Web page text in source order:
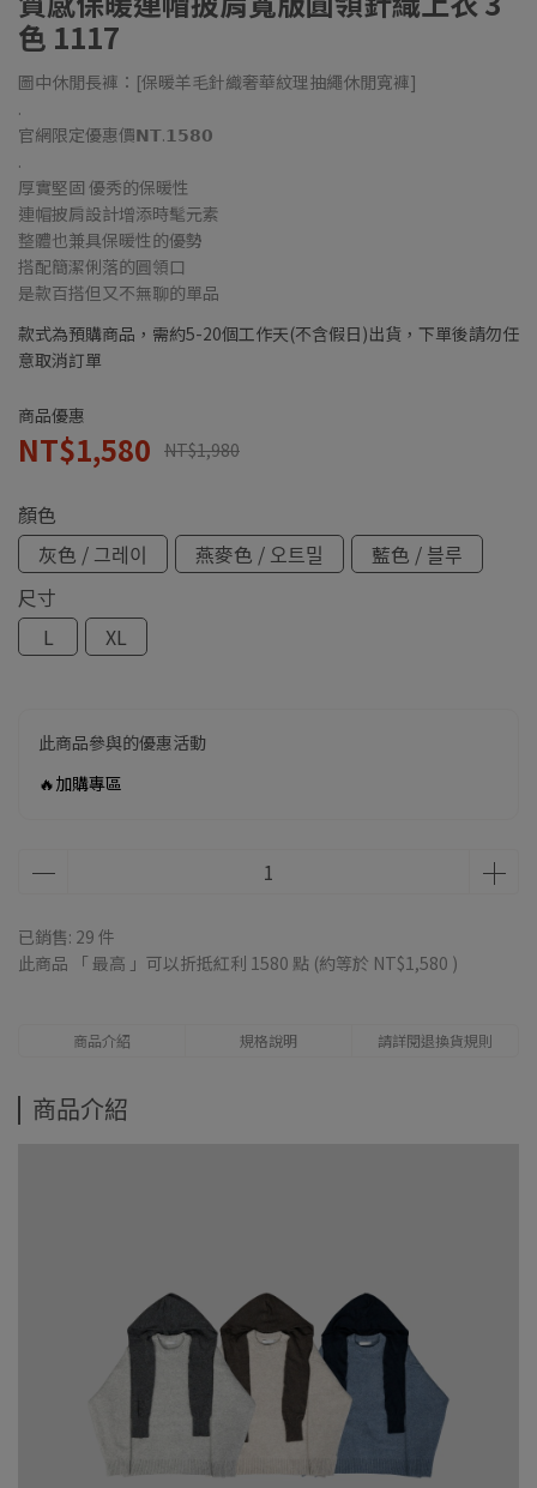
色 1117
圖中休閒長褲：[保暖羊毛針織奢華紋理抽繩休閒寬褲]
.
官網限定優惠價𝗡𝗧.𝟭𝟱𝟴𝟬
.
厚實堅固 優秀的保暖性
連帽披肩設計增添時髦元素
整體也兼具保暖性的優勢
搭配簡潔俐落的圓領口
是款百搭但又不無聊的單品
款式為預購商品，需約5-20個工作天(不含假日)出貨，下單後請勿任
意取消訂單
商品優惠
NT$1,580 NT$1,980
顏色
灰色 / 그레이
燕麥色 / 오트밀
藍色 / 블루
尺寸
L
XL
此商品參與的優惠活動
🔥加購專區
已銷售: 29 件
此商品 「 最高 」可以折抵紅利 1580 點 (約等於 NT$1,580 )
商品介紹 規格說明 請詳閱退換貨規則
商品介紹